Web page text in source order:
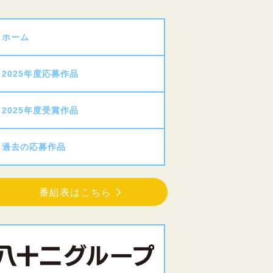
ホーム
2025年度応募作品
2025年度受賞作品
過去の応募作品
番組表はこちら